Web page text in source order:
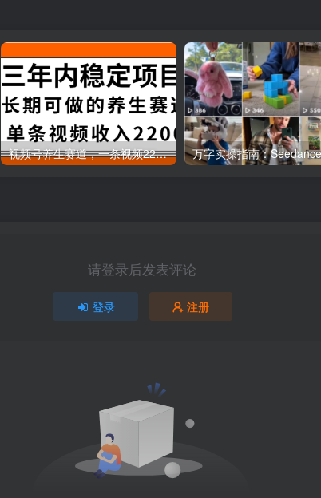
视频号养生赛道，一条视频2200，很简单，长期稳定可做，有人月入3w+
请登录后发表评论
登录 注册